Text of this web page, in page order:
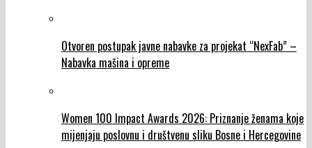
Otvoren postupak javne nabavke za projekat “NexFab” –
Nabavka mašina i opreme
Women 100 Impact Awards 2026: Priznanje ženama koje
mijenjaju poslovnu i društvenu sliku Bosne i Hercegovine